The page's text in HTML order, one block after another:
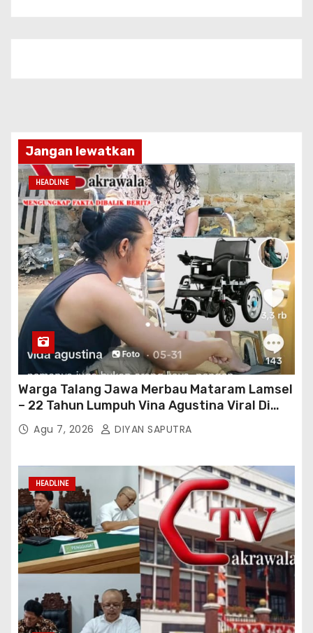
Jangan lewatkan
HEADLINE
Warga Talang Jawa Merbau Mataram Lamsel
– 22 Tahun Lumpuh Vina Agustina Viral Di
Tiktok Inginkan Kursi Roda Listrik, Kepala
Perwakilan Provinsi Lampung Media
Bertindak
Agu 7, 2026 DIYAN SAPUTRA
HEADLINE